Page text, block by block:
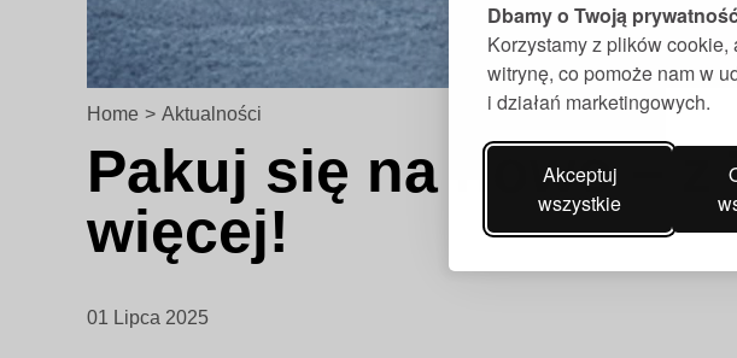
Dbamy o Twoją
Korzystamy z plików
witrynę, co pomoże nam w
i działań marketingowych.
Akceptuj
wszystkie
Home > Aktualności
Pakuj się na nowo – z
więcej!
01 Lipca 2025